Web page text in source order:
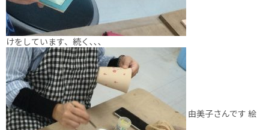
けをしています、続く､､､
由美子さんです 絵